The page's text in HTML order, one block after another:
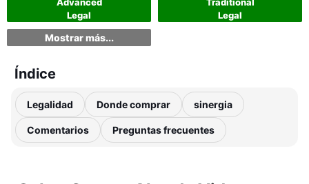
Legal
Legal
Mostrar más...
Índice
Legalidad Donde comprar sinergia
Comentarios Preguntas frecuentes